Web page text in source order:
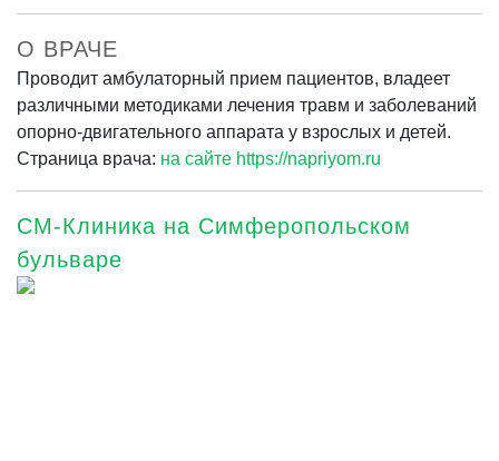
О ВРАЧЕ
Проводит амбулаторный прием пациентов, владеет
различными методиками лечения травм и заболеваний
опорно-двигательного аппарата у взрослых и детей.
Страница врача: на сайте https://napriyom.ru
СМ-Клиника на Симферопольском
бульваре